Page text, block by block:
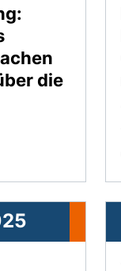
die
2025 .